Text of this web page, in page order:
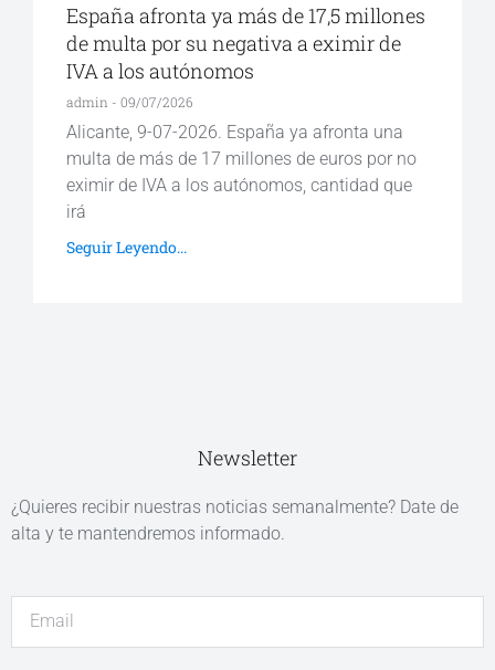
España afronta ya más de 17,5 millones
de multa por su negativa a eximir de
IVA a los autónomos
admin 09/07/2026
Alicante, 9-07-2026. España ya afronta una
multa de más de 17 millones de euros por no
eximir de IVA a los autónomos, cantidad que
irá
Seguir Leyendo...
Newsletter
¿Quieres recibir nuestras noticias semanalmente? Date de
alta y te mantendremos informado.